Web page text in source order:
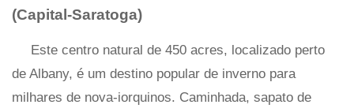
(Capital-Saratoga)
Este centro natural de 450 acres, localizado perto
de Albany, é um destino popular de inverno para
milhares de nova-iorquinos. Caminhada, sapato de